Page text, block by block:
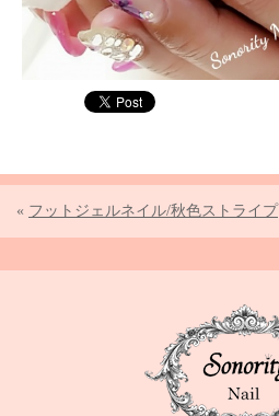
« フットジェルネイル/秋色ストライプ